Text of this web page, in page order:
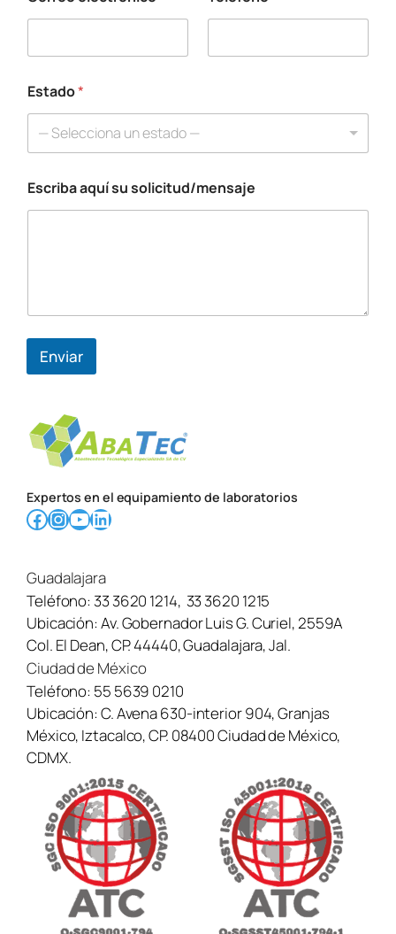
u
T
l
f
o
Estado*
— Selecciona un estado —
Escriba aquí su solicitud/mensaje
Enviar
Expertos en el equipamiento de laboratorios
Facebook InstagramYouTube LinkedIn
Guadalajara
Teléfono:33 3620 1214, 33 3620 1215
Ubicación:Av. Gobernador Luis G. Curiel, 2559A
Col. El Dean, CP. 44440, Guadalajara, Jal.
Ciudad de México
Teléfono: 55 5639 0210
Ubicación:C. Avena 630-interior 904, Granjas
México, Iztacalco, CP. 08400 Ciudad de México,
CDMX.